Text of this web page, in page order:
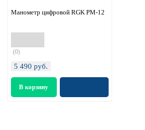
Манометр цифровой RGK PM-12
(0)
5 490 руб.